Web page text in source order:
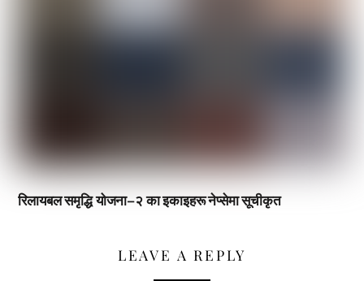
रिलायबल समृद्धि योजना–२ का इकाइहरू नेप्सेमा सूचीकृत
LEAVE A REPLY